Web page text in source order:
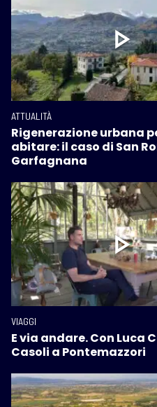
ATTUALITÀ
Rigenerazione urbana
abitare: il caso di San
Garfagnana
VIAGGI
E via andare. Con Luca
Casoli a Pontemazzori